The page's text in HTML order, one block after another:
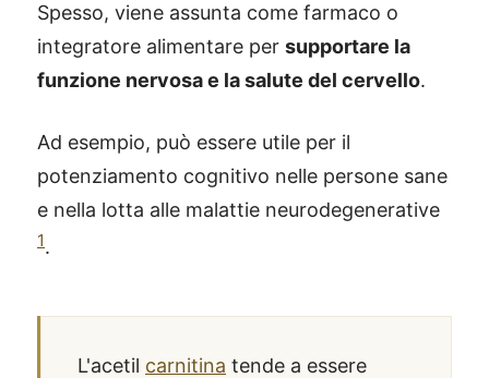
Spesso, viene assunta come farmaco o
integratore alimentare per supportare la
funzione nervosa e la salute del cervello.
Ad esempio, può essere utile per il
potenziamento cognitivo nelle persone sane
e nella lotta alle malattie neurodegenerative
1.
L'acetil carnitina tende a essere